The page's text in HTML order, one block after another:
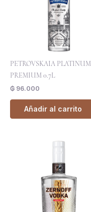
PETROVSKAIA PLATINUM
PREMIUM 0.7L
₲ 96.000
Añadir al carrito